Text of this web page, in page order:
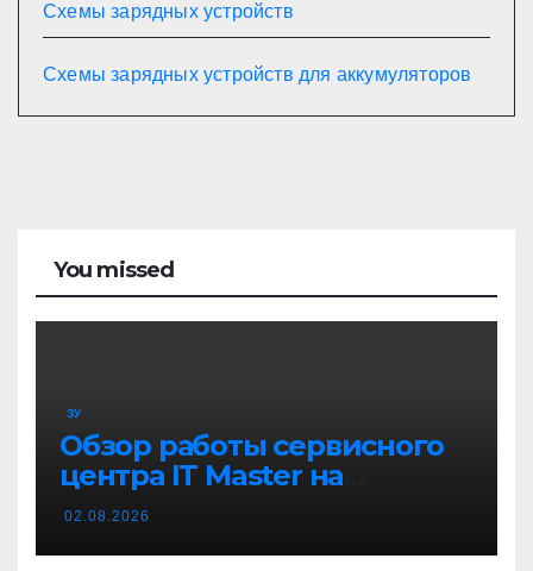
Схемы зарядных устройств
Схемы зарядных устройств для аккумуляторов
You missed
ЗУ
Обзор работы сервисного
центра IT Master на
примере ремонта
02.08.2026